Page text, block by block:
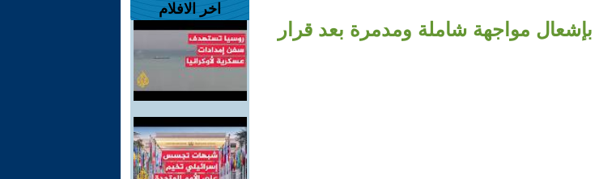
مواجهة شاملة ومدمرة بعد قرار
اخر الافلام